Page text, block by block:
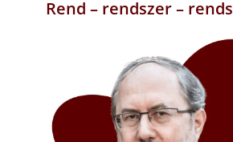
Rend – rendszer –